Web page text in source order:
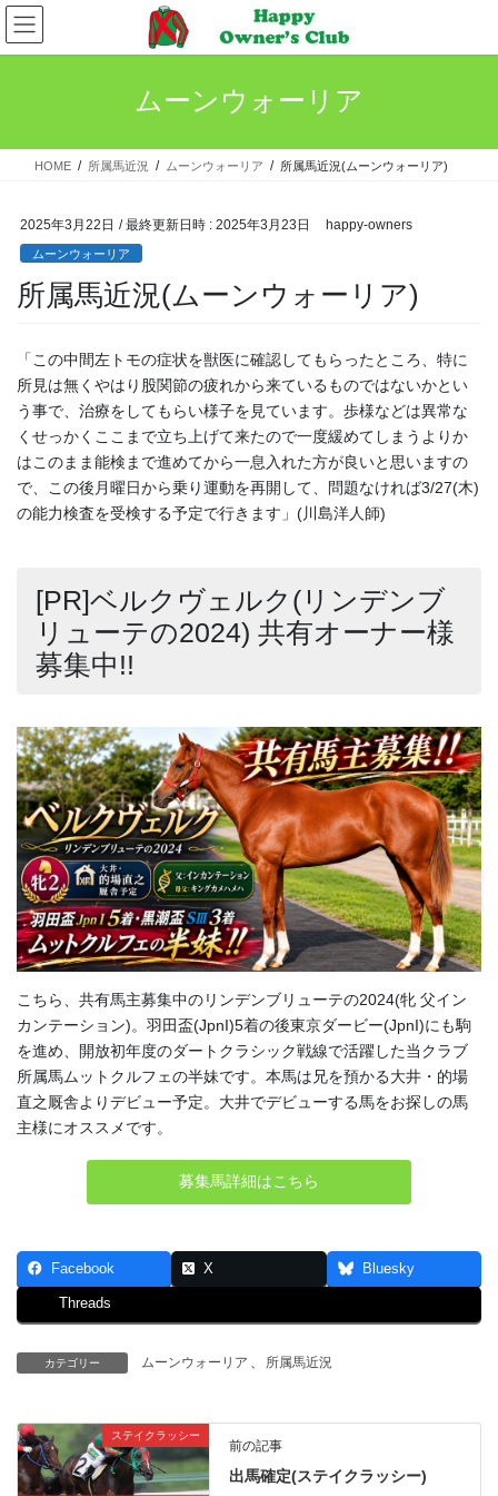
コ
ン
テ
ス
ナ
ビ
ゲ
ン
ムーンウォーリア
HOME 所属馬近況 ムーンウォーリア 所属馬近況(ムーンウォーリア)
2025年3月22日 / 最終更新日時 : 2025年3月23日 happy-owners
ムーンウォーリア
所属馬近況(ムーンウォーリア)
「この中間左トモの症状を獣医に確認してもらったところ、特に
所見は無くやはり股関節の疲れから来ているものではないかとい
う事で、治療をしてもらい様子を見ています。歩様などは異常な
くせっかくここまで立ち上げて来たので一度緩めてしまうよりか
はこのまま能検まで進めてから一息入れた方が良いと思いますの
で、この後月曜日から乗り運動を再開して、問題なければ3/27(木)
の能力検査を受検する予定で行きます」(川島洋人師)
[PR]ベルクヴェルク(リンデンブ
リューテの2024) 共有オーナー様
募集中!!
こちら、共有馬主募集中のリンデンブリューテの2024(牝 父イン
カンテーション)。羽田盃(JpnI)5着の後東京ダービー(JpnI)にも駒
を進め、開放初年度のダートクラシック戦線で活躍した当クラブ
所属馬ムットクルフェの半妹です。本馬は兄を預かる大井・的場
直之厩舎よりデビュー予定。大井でデビューする馬をお探しの馬
主様にオススメです。
募集馬詳細はこちら
Facebook X Bluesky
Threads
カテゴリー ムーンウォーリア 所属馬近況
ステイクラッシー
前の記事
出馬確定(ステイクラッシー)